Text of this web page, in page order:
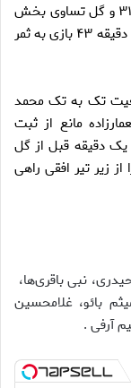
تک گل تیم صبا را عباس محمدرضایی در دقیقه ۳۱ و گل تساوی بخش
پرسپولیس را اشپیتیم آرفی با یک ضربه چیپ در دقیقه ۴۳ بازی به ثمر
تک به تک محمد
معمارزاده مانع از ثبت
دقیقه قبل از گل
زیر تیر افقی راهی
نبی باقری‌ها،
بائو، غلامحسین
آرفی .